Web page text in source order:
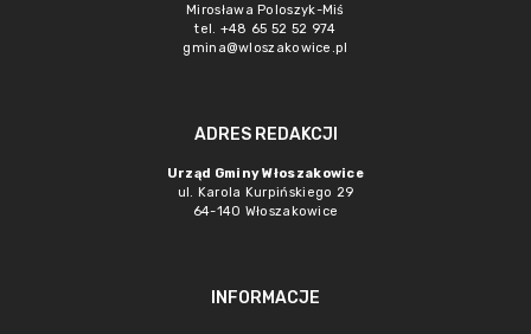
Mirosława Poloszyk-Miś
tel. +48 65 52 52 974
gmina@wloszakowice.pl
ADRES REDAKCJI
Urząd Gminy Włoszakowice
ul. Karola Kurpińskiego 29
64-140 Włoszakowice
INFORMACJE